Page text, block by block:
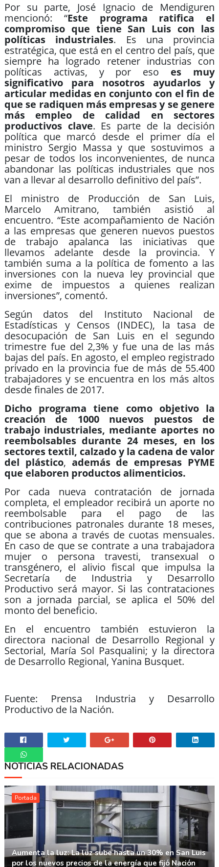
Por su parte, José Ignacio de Mendiguren
mencionó: “Este programa ratifica el
compromiso que tiene San Luis con las
políticas industriales. Es una provincia
estratégica, que está en el centro del país, que
siempre ha logrado retener industrias con
políticas activas, y por eso es muy
significativo para nosotros ayudarlos y
articular medidas en conjunto con el fin de
que se radiquen más empresas y se genere
más empleo de calidad en sectores
productivos clave. Es parte de la decisión
política que marcó desde el primer día el
ministro Sergio Massa y que sostuvimos a
pesar de todos los inconvenientes, de nunca
abandonar las políticas industriales que nos
van a llevar al desarrollo definitivo del país”.
El ministro de Producción de San Luis,
Marcelo Amitrano, también asistió al
encuentro. “Este acompañamiento de Nación
a las empresas que generen nuevos puestos
de trabajo apalanca las iniciativas que
llevamos adelante desde la provincia. Y
también suma a la política de fomento a las
inversiones con la nueva ley provincial que
exime de impuestos a quienes realizan
inversiones”, comentó.
Según datos del Instituto Nacional de
Estadísticas y Censos (INDEC), la tasa de
desocupación de San Luis en el segundo
trimestre fue del 2,3% y fue una de las más
bajas del país. En agosto, el empleo registrado
privado en la provincia fue de más de 55.400
trabajadores y se encuentra en los más altos
desde finales de 2017.
Dicho programa tiene como objetivo la
creación de 1000 nuevos puestos de
trabajo industriales, mediante aportes no
reembolsables durante 24 meses, en los
sectores textil, calzado y la cadena de valor
del plástico, además de empresas PYME
que elaboren productos alimenticios.
Por cada nueva contratación de jornada
completa, el empleador recibirá un aporte no
reembolsable para el pago de las
contribuciones patronales durante 18 meses,
que se abona a través de cuotas mensuales.
En caso de que se contrate a una trabajadora
mujer o persona travesti, transexual o
transgénero, el alivio fiscal que impulsa la
Secretaría de Industria y Desarrollo
Productivo será mayor. Si las contrataciones
son a jornada parcial, se aplica el 50% del
monto del beneficio.
En el encuentro también estuvieron la
directora nacional de Desarrollo Regional y
Sectorial, María Sol Pasqualini; y la directora
de Desarrollo Regional, Yanina Busquet.
Fuente: Prensa Industria y Desarrollo
Productivo de la Nación.
Whatsapp
NOTICIAS RELACIONADAS
Portada
Aumenta la luz: La luz sube hasta un 30% en San Luis
por los nuevos precios de la energía que fijó Nación